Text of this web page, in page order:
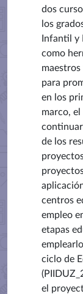
dos
los
Infantil y
como
maestros
para
en los
marco,
de los
centros
empleo
etapas
ciclo de
el